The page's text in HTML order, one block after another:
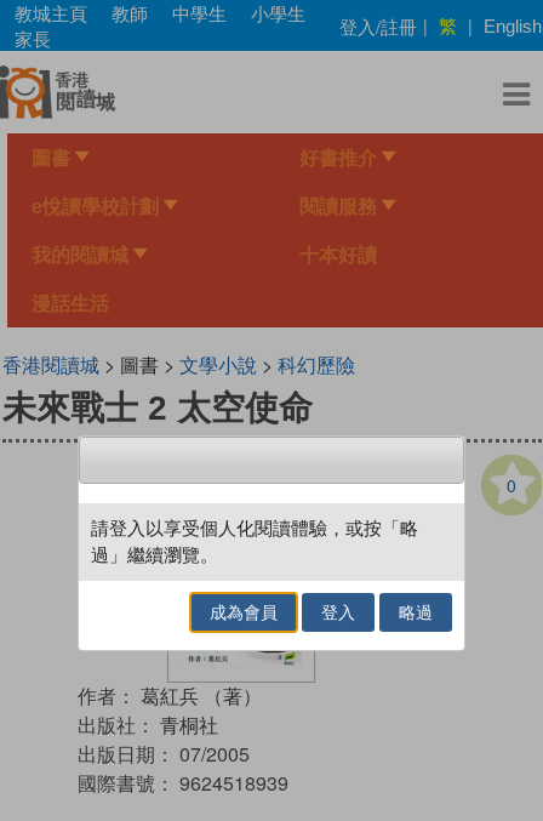
Skip
main
content
教城主頁 教師 中學生
小學生
家長
登入/註冊 | 繁 | English
圖書 好書推介
e悅讀學校計劃 閱讀服務
我的閱讀城 十本好讀
漫話生活
香港閱讀城> 圖書 > 文學小說 > 科幻歷險
未來戰士 2 太空使命
0
作者： 葛紅兵 （著）
出版社： 青桐社
出版日期： 07/2005
國際書號： 9624518939
請登入以享受個人化閱讀體驗，或按「略
過」繼續瀏覽。
成為會員 登入 略過